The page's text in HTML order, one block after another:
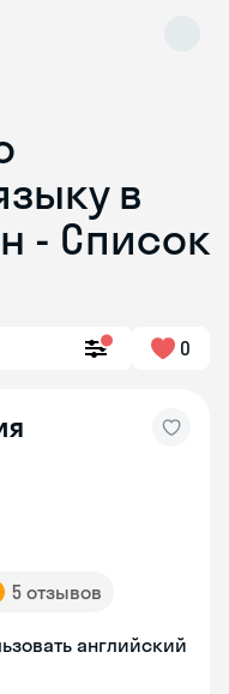
в
- Список
0
5 отзывов
английский